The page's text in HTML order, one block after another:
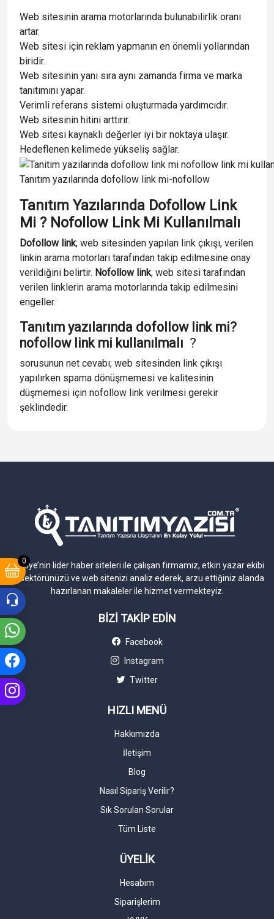
0
Web sitesinin arama motorlarında bulunabilirlik oranı
artar.
Web sitesi için reklam yapmanın en önemli yollarından
biridir.
Web sitesinin yanı sıra aynı zamanda firma ve marka
tanıtımını yapar.
Verimli referans sistemi oluşturmada yardımcıdır.
Web sitesinin hitini arttırır.
Web sitesi kaynaklı değerler iyi bir noktaya ulaşır.
Hedeflenen kelimede yükseliş sağlar.
Tanıtım yazılarında dofollow link mi-nofollow
Tanıtım Yazılarında Dofollow Link
Mi ? Nofollow Link Mi Kullanılmalı
Dofollow link; web sitesinden yapılan link çıkışı, verilen
linkin arama motorları tarafından takip edilmesine onay
verildiğini belirtir. Nofollow link, web sitesi tarafından
verilen linklerin arama motorlarında takip edilmesini
engeller.
Tanıtım yazılarında dofollow link mi?
nofollow link mi kullanılmalı ?
sorusunun net cevabı; web sitesinden link çıkışı
yapılırken spama dönüşmemesi ve kalitesinin
düşmemesi için nofollow link verilmesi gerekir
şeklindedir.
Türkiye’nin lider haber siteleri ile çalışan firmamız, etkin yazar ekibi
ile sektörünüzü ve web sitenizi analiz ederek, arzu ettiğiniz alanda
hazırlanan makaleler ile hizmet vermekteyiz.
BİZİ TAKİP EDİN
Facebook
Instagram
Twitter
HIZLI MENÜ
Hakkımızda
İletişim
Blog
Nasıl Sipariş Verilir?
Sık Sorulan Sorular
Tüm Liste
ÜYELİK
Hesabım
Siparişlerim